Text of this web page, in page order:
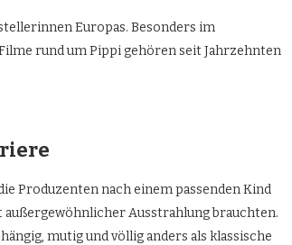
Europas. Besonders im
rund um Pippi gehören seit Jahrzehnten
Produzenten nach einem passenden Kind
außergewöhnlicher Ausstrahlung brauchten.
mutig und völlig anders als klassische